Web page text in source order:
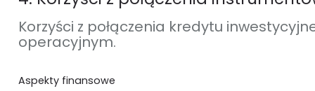
Korzyści z połączenia kredytu
operacyjnym.
Aspekty finansowe